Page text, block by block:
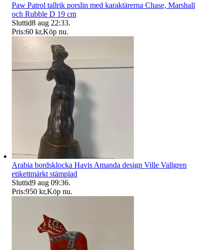
Paw Patrol tallrik porslin med karaktärerna Chase, Marshall
och Rubble D 19 cm
Sluttid8 aug 22:33.
Pris:60 kr,Köp nu.
Arabia bordsklocka Havis Amanda design Ville Vallgren
etikettmärkt stämplad
Sluttid9 aug 09:36.
Pris:950 kr,Köp nu.